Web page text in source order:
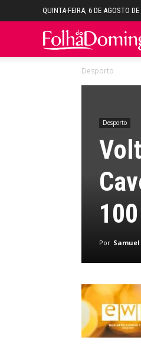
QUINTA-FEIRA, 6 DE AGOSTO
Desporto
Desporto
100
Por